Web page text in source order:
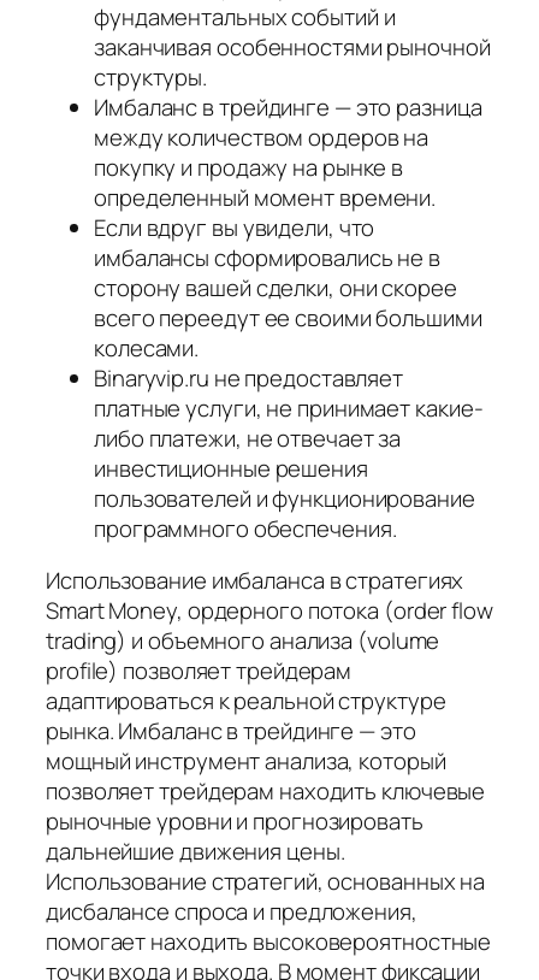
фундаментальных событий и
заканчивая особенностями рыночной
структуры.
Имбаланс в трейдинге — это разница
между количеством ордеров на
покупку и продажу на рынке в
определенный момент времени.
Если вдруг вы увидели, что
имбалансы сформировались не в
сторону вашей сделки, они скорее
всего переедут ее своими большими
колесами.
Binaryvip.ru не предоставляет
платные услуги, не принимает какие-
либо платежи, не отвечает за
инвестиционные решения
пользователей и функционирование
программного обеспечения.
Использование имбаланса в стратегиях
Smart Money, ордерного потока (order flow
trading) и объемного анализа (volume
profile) позволяет трейдерам
адаптироваться к реальной структуре
рынка. Имбаланс в трейдинге — это
мощный инструмент анализа, который
позволяет трейдерам находить ключевые
рыночные уровни и прогнозировать
дальнейшие движения цены.
Использование стратегий, основанных на
дисбалансе спроса и предложения,
помогает находить высоковероятностные
точки входа и выхода. В момент фиксации